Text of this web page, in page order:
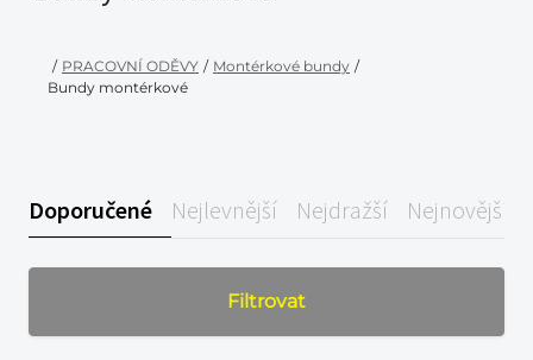
/ PRACOVNÍ ODĚVY / Montérkové bundy /
Bundy montérkové
Doporučené Nejlevnější Nejdražší Nejnovější
Filtrovat